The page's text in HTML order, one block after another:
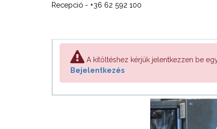
Recepció - +36 62 592 100
A kitöltéshez kérjük jelentkezzen be
Bejelentkezés